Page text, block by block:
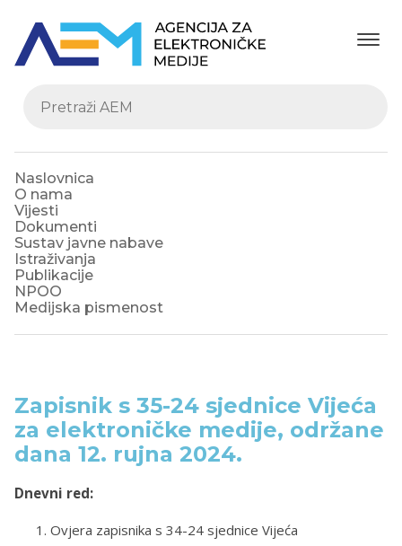
Naslovnica
O nama
Vijesti
Dokumenti
Sustav javne nabave
Istraživanja
Publikacije
NPOO
Medijska pismenost
Zapisnik s 35-24 sjednice Vijeća
za elektroničke medije, održane
dana 12. rujna 2024.
Dnevni red:
Ovjera zapisnika s 34-24 sjednice Vijeća